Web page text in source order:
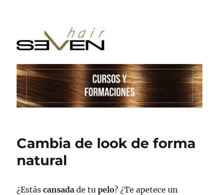
Cambia de look de forma
natural
¿Estáscansada de tupelo? ¿Te apetece un